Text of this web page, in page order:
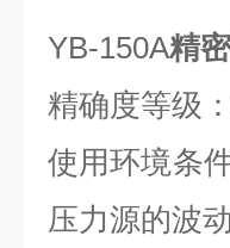
YB-150A精
精确度等级
使用环境条
压力源的波